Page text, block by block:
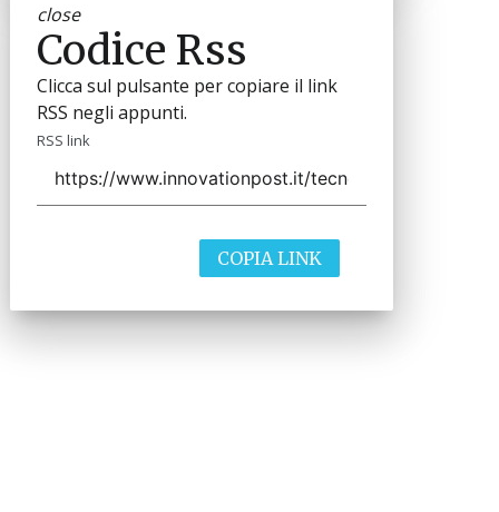
close
Codice Rss
Clicca sul pulsante per copiare il link
RSS negli appunti.
RSS link
COPIA LINK